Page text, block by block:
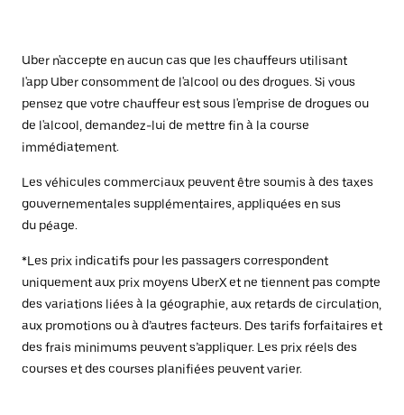
Uber n'accepte en aucun cas que les chauffeurs utilisant
l'app Uber consomment de l'alcool ou des drogues. Si vous
pensez que votre chauffeur est sous l'emprise de drogues ou
de l'alcool, demandez-lui de mettre fin à la course
immédiatement.
Les véhicules commerciaux peuvent être soumis à des taxes
gouvernementales supplémentaires, appliquées en sus
du péage.
*Les prix indicatifs pour les passagers correspondent
uniquement aux prix moyens UberX et ne tiennent pas compte
des variations liées à la géographie, aux retards de circulation,
aux promotions ou à d’autres facteurs. Des tarifs forfaitaires et
des frais minimums peuvent s’appliquer. Les prix réels des
courses et des courses planifiées peuvent varier.